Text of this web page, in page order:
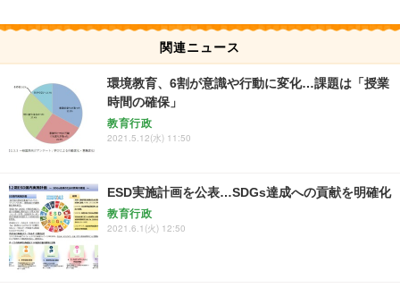
関連ニュース
環境教育、6割が意識や行動に変化…課題は「授業
時間の確保」
教育行政
2021.5.12(水) 11:50
ESD実施計画を公表…SDGs達成への貢献を明確化
教育行政
2021.6.1(火) 12:50